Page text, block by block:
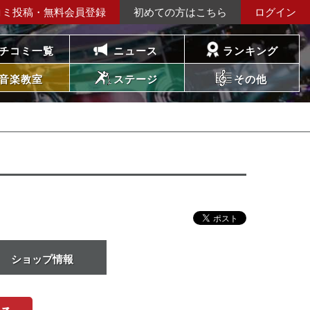
投稿・無料会員登録 初めての方はこちら ログイン
コミ一覧 ニュース ランキング
楽教室 ステージ その他
ショップ情報